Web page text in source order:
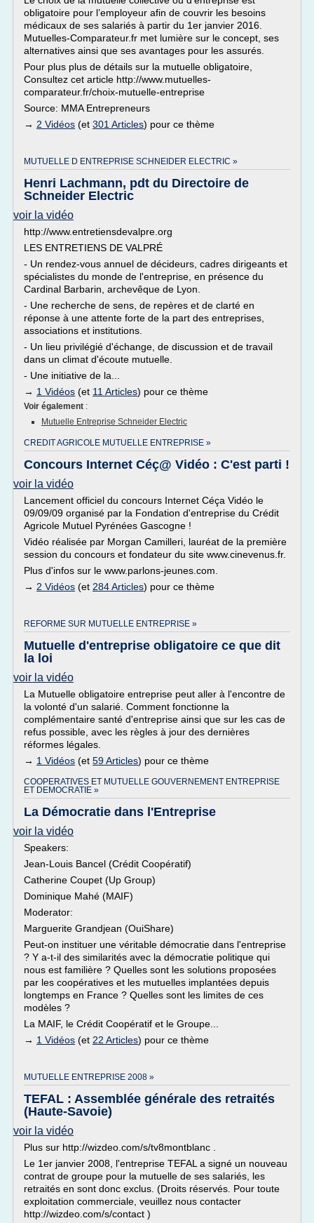
obligatoire pour l’employeur afin de couvrir les besoins
médicaux de ses salariés à partir du 1er janvier 2016.
Mutuelles-Comparateur.fr met lumière sur le concept, ses
alternatives ainsi que ses avantages pour les assurés.
Pour plus plus de détails sur la mutuelle obligatoire,
Consultez cet article http://www.mutuelles-
comparateur.fr/choix-mutuelle-entreprise
Source: MMA Entrepreneurs
→ 2 Vidéos (et 301 Articles) pour ce thème
MUTUELLE D ENTREPRISE SCHNEIDER ELECTRIC »
Henri Lachmann, pdt du Directoire de
Schneider Electric
voir la vidéo
http://www.entretiensdevalpre.org
LES ENTRETIENS DE VALPRÉ
- Un rendez-vous annuel de décideurs, cadres dirigeants et
spécialistes du monde de l'entreprise, en présence du
Cardinal Barbarin, archevêque de Lyon.
- Une recherche de sens, de repères et de clarté en
réponse à une attente forte de la part des entreprises,
associations et institutions.
- Un lieu privilégié d'échange, de discussion et de travail
dans un climat d'écoute mutuelle.
- Une initiative de la...
→ 1 Vidéos (et 11 Articles) pour ce thème
Voir également :
Mutuelle Entreprise Schneider Electric
CREDIT AGRICOLE MUTUELLE ENTREPRISE »
Concours Internet Céç@ Vidéo : C'est parti !
voir la vidéo
Lancement officiel du concours Internet Céça Vidéo le
09/09/09 organisé par la Fondation d'entreprise du Crédit
Agricole Mutuel Pyrénées Gascogne !
Vidéo réalisée par Morgan Camilleri, lauréat de la première
session du concours et fondateur du site www.cinevenus.fr.
Plus d'infos sur le www.parlons-jeunes.com.
→ 2 Vidéos (et 284 Articles) pour ce thème
REFORME SUR MUTUELLE ENTREPRISE »
Mutuelle d'entreprise obligatoire ce que dit
la loi
voir la vidéo
La Mutuelle obligatoire entreprise peut aller à l'encontre de
la volonté d'un salarié. Comment fonctionne la
complémentaire santé d'entreprise ainsi que sur les cas de
refus possible, avec les règles à jour des dernières
réformes légales.
→ 1 Vidéos (et 59 Articles) pour ce thème
COOPERATIVES ET MUTUELLE GOUVERNEMENT ENTREPRISE
ET DEMOCRATIE »
La Démocratie dans l'Entreprise
voir la vidéo
Speakers:
Jean-Louis Bancel (Crédit Coopératif)
Catherine Coupet (Up Group)
Dominique Mahé (MAIF)
Moderator:
Marguerite Grandjean (OuiShare)
Peut-on instituer une véritable démocratie dans l'entreprise
? Y a-t-il des similarités avec la démocratie politique qui
nous est familière ? Quelles sont les solutions proposées
par les coopératives et les mutuelles implantées depuis
longtemps en France ? Quelles sont les limites de ces
modèles ?
La MAIF, le Crédit Coopératif et le Groupe...
→ 1 Vidéos (et 22 Articles) pour ce thème
MUTUELLE ENTREPRISE 2008 »
TEFAL : Assemblée générale des retraités
(Haute-Savoie)
voir la vidéo
Plus sur http://wizdeo.com/s/tv8montblanc .
Le 1er janvier 2008, l'entreprise TEFAL a signé un nouveau
contrat de groupe pour la mutuelle de ses salariés, les
retraités en sont donc exclus. (Droits réservés. Pour toute
exploitation commerciale, veuillez nous contacter
http://wizdeo.com/s/contact )